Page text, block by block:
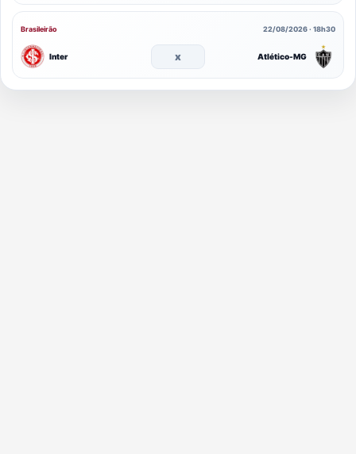
Brasileirão 22/08/2026 · 18h30
Inter x Atlético-MG